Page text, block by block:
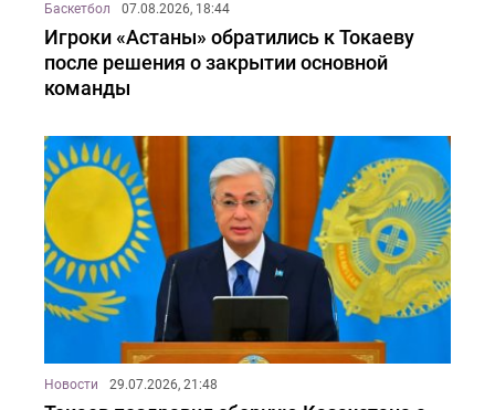
Баскетбол 07.08.2026, 18:44
Игроки «Астаны» обратились к Токаеву
после решения о закрытии основной
команды
Новости 29.07.2026, 21:48